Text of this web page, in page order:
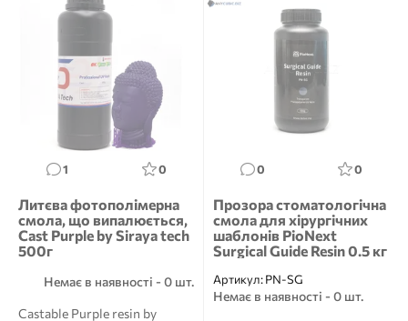
1 0
Литєва фотополімерна
смола, що випалюється,
Cast Purple by Siraya tech
500г
Немає в наявності - 0 шт.
Castable Purple resin by
0 0
Прозора стоматологічна
смола для хірургічних
шаблонів PioNext
Surgical Guide Resin 0.5 кг
Артикул:PN-SG
Немає в наявності - 0 шт.